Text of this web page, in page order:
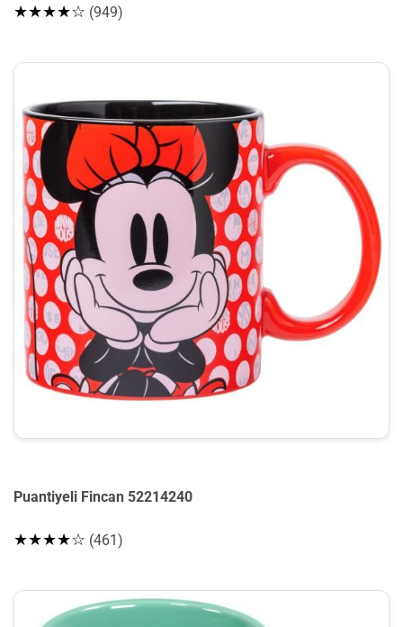
★★★★☆ (949)
Puantiyeli Fincan 52214240
★★★★☆ (461)